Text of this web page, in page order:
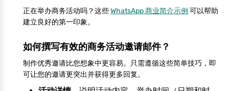
正在举办商务活动吗？这些WhatsApp 商业简介示例 可以帮助
建立良好的第一印象。
如何撰写有效的商务活动邀请邮件？
制作优秀邀请比您想象中更容易。只需遵循这些简单技巧，即
可让您的邀请更突出并获得更多回复。